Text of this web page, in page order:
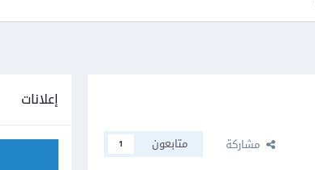
مشاركة متابعون 1
إعلانات